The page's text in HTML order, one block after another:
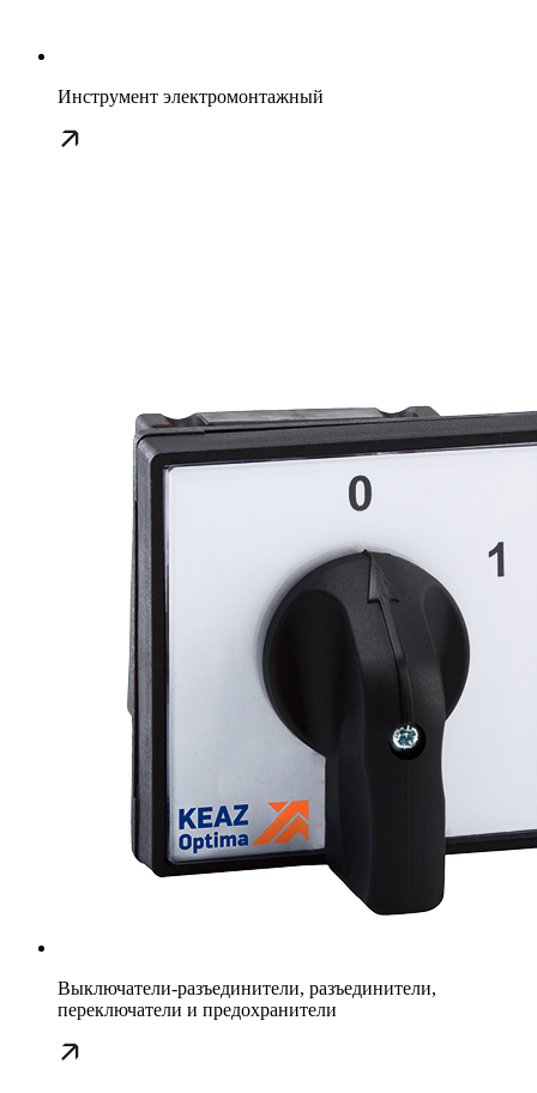
Инструмент электромонтажный
Выключатели-разъединители, разъединители,
переключатели и предохранители